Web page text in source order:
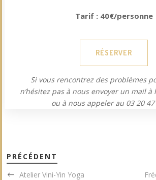
Tarif : 40€/personne
RÉSERVER
Si vous rencontrez des problèmes
n’hésitez pas à nous envoyer un mail à
ou à nous appeler au 03 20 47
PRÉCÉDENT
Atelier Vini-Yin Yoga